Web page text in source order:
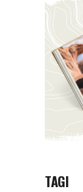
TAGI